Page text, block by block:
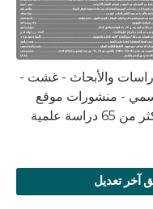
للدراسات والأبحاث - غشت -
- منشورات موقع
علمية
آخر تعديل